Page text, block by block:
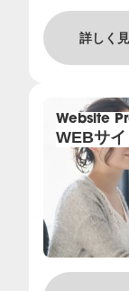
詳しく
Website
WEBサ